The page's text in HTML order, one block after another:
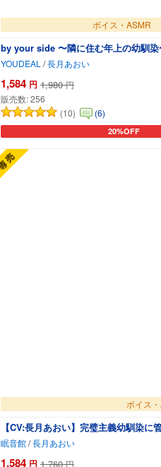
ボイス・ASMR
by your side 〜隣に住む年上の幼馴染
YOUDEAL/長月あおい
1,584 円 1,980 円
販売数:256
(10)
(6)
20%OFF
カートに追加
ボイス
【CV:長月あおい】完璧主義幼馴染
眠音館/長月あおい
1,584 円 1,760 円